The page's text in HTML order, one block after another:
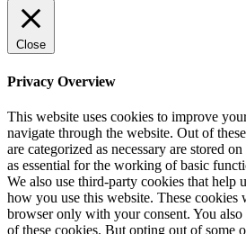
Close
Privacy Overview
This website uses cookies to improve
navigate through the website. Out of
are categorized as necessary are stored
as essential for the working of basic
We also use third-party cookies that help
how you use this website. These cookies
browser only with your consent. You
of these cookies. But opting out of some